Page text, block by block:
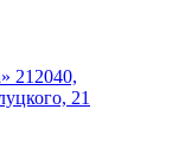
212040,
21